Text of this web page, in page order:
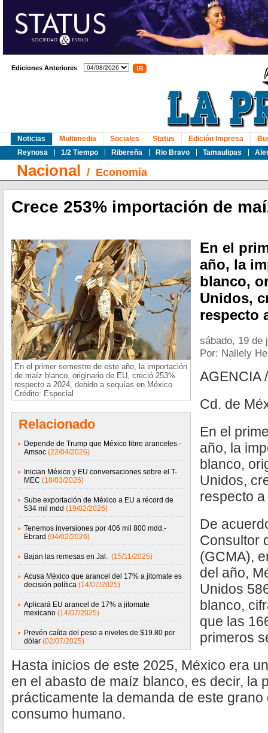
Ediciones Anteriores
Noticias
Reynosa
1/2 Tiempo Ribereña Rio Bravo Tamaulipas
Multimedia Sociales Status Edición Impresa
Nacional / Economía
Crece 253% importación de
En el primer semestre de este año, la importación
de maíz blanco, originario de EU, creció 253%
respecto a 2024, debido a sequías en México.
Crédito: Especial
Relacionado
Depende de Trump que México libre aranceles.-
Amsoc (22/04/2026)
Inician México y EU conversaciones sobre el T-
MEC (18/03/2026)
Sube exportación de México a EU a récord de
534 mil mdd (19/02/2026)
Tenemos inversiones por 406 mil 800 mdd.-
Ebrard (04/02/2026)
Bajan las remesas en Jal. (15/11/2025)
Acusa México que arancel del 17% a jitomate es
decisión política (14/07/2025)
Aplicará EU arancel de 17% a jitomate
mexicano (14/07/2025)
Prevén caída del peso a niveles de $19.80 por
dólar (02/07/2025)
En el
año, la
blanco,
Unidos,
respecto
sábado, 19 de
Por: Nallely
AGENCIA
Cd. de
En el
año, la
blanco,
Unidos,
respecto
De
Consultor
(GCMA),
del año,
Unidos
blanco,
que las
primeros
Hasta inicios de este 2025, México era
en el abasto de maíz blanco, es decir, la
prácticamente la demanda de este
consumo humano.